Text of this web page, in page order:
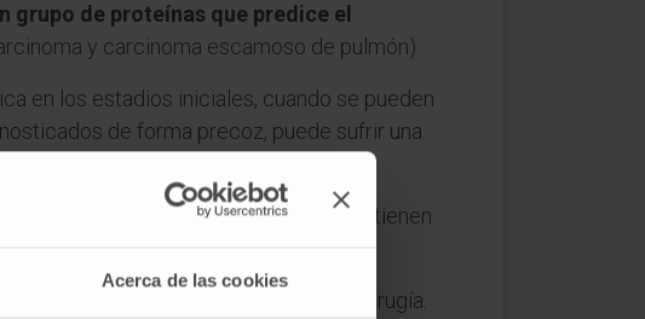
Acerca de las cookies
grupo de proteínas que predice el
y carcinoma escamoso de pulmón).
en los estadios iniciales, cuando se pueden
de forma precoz, puede sufrir una
que ya han pasado por quirófano, tienen
curados.
mayor riesgo de recaer tras la cirugía.